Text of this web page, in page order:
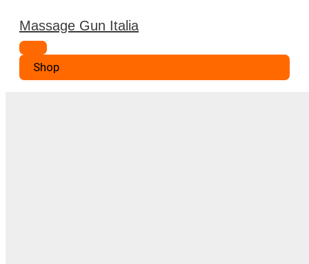
contenuto
Massage Gun Italia
Menu
principale
Shop